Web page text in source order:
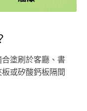
塗刷於客廳、書
或矽酸鈣板隔間